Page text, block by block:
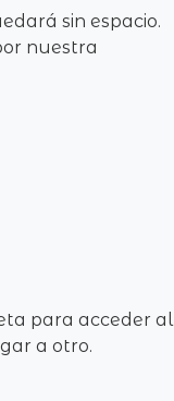
sin espacio.
nuestra
para acceder al
a otro.